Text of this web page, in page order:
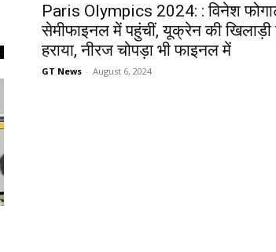
Paris Olympics 2024: : विनेश
सेमीफाइनल में पहुंचीं, यूक्रेन की खिलाड़ी
हराया, नीरज चोपड़ा भी फाइनल में
GT News - August 6, 2024